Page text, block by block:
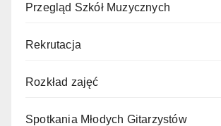
Przegląd Szkół Muzycznych
Rekrutacja
Rozkład zajęć
Spotkania Młodych Gitarzystów